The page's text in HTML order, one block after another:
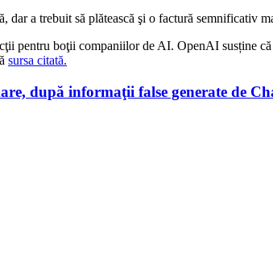
dar a trebuit să plătească şi o factură semnificativ
pentru boţii companiilor de AI. OpenAI susține
sursa citată.
după informaţii false generate de